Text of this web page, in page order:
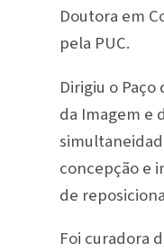
Doutora em
pela PUC.
Dirigiu o Paço
da Imagem e
concepção e
de
Foi curadora